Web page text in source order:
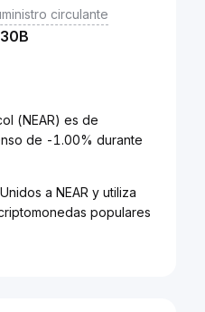
circulante
(NEAR) es de
de -1.00% durante
a NEAR y utiliza
populares